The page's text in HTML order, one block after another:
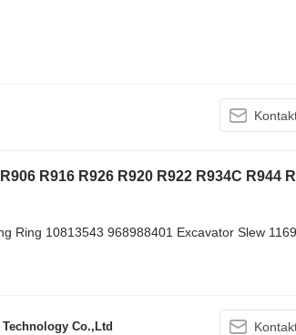
Ring 10813543 968988401 Excavator Slew
Co.,Ltd